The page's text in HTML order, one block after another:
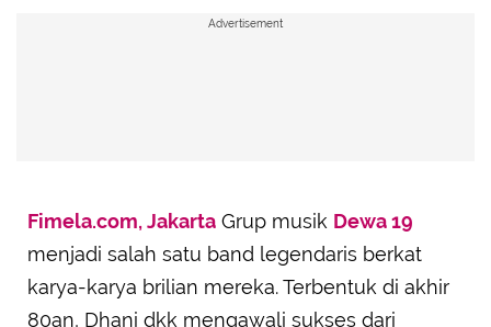
Advertisement
Fimela.com, Jakarta Grup musik Dewa 19
menjadi salah satu band legendaris berkat
karya-karya brilian mereka. Terbentuk di akhir
80an, Dhani dkk mengawali sukses dari